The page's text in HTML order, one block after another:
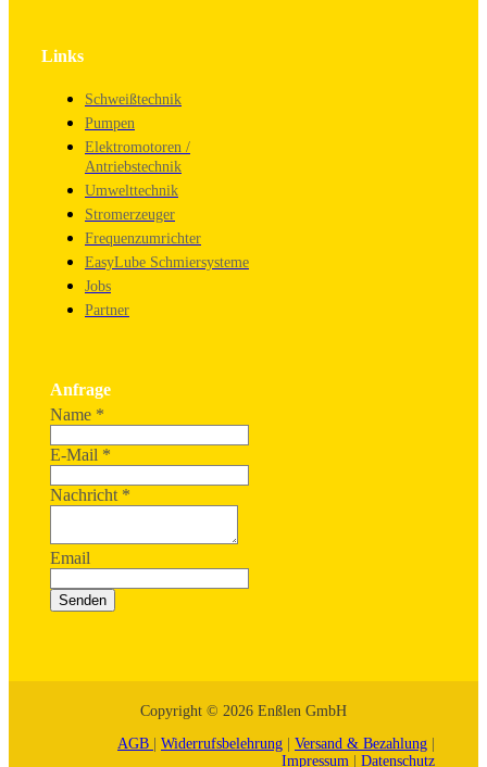
Links
Schweißtechnik
Pumpen
Elektromotoren /
Antriebstechnik
Umwelttechnik
Stromerzeuger
Frequenzumrichter
EasyLube Schmiersysteme
Jobs
Partner
Anfrage
Name *
E-Mail *
Nachricht *
Email
Senden
Copyright © 2026 Enßlen GmbH
AGB
Widerrufsbelehrung Versand & Bezahlung
Impressum
Datenschutz